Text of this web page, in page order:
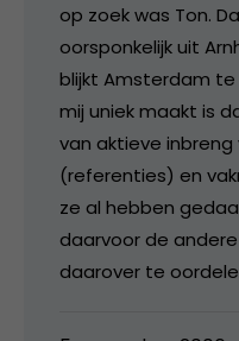
op zoek was Ton.
oorsponkelijk uit
blijkt Amsterdam te
mij uniek maakt is
van aktieve
(referenties) en
ze al hebben
daarvoor de
daarover te